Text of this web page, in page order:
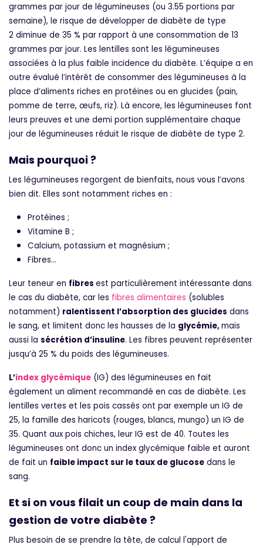
grammes par jour de légumineuses (ou 3.55 portions par
semaine), le risque de développer de diabète de type
2 diminue de 35 % par rapport à une consommation de 13
grammes par jour. Les lentilles sont les légumineuses
associées à la plus faible incidence du diabète. L’équipe a en
outre évalué l’intérêt de consommer des légumineuses à la
place d’aliments riches en protéines ou en glucides (pain,
pomme de terre, œufs, riz). Là encore, les légumineuses font
leurs preuves et une demi portion supplémentaire chaque
jour de légumineuses réduit le risque de diabète de type 2.
Mais pourquoi ?
Les légumineuses regorgent de bienfaits, nous vous l’avons
bien dit. Elles sont notamment riches en :
Protéines ;
Vitamine B ;
Calcium, potassium et magnésium ;
Fibres…
Leur teneur en fibres est particulièrement intéressante dans
le cas du diabète, car les fibres alimentaires (solubles
notamment) ralentissent l’absorption des glucides dans
le sang, et limitent donc les hausses de la glycémie,mais
aussi la sécrétion d’insuline. Les fibres peuvent représenter
jusqu’à 25 % du poids des légumineuses.
L’index glycémique (IG) des légumineuses en fait
également un aliment recommandé en cas de diabète. Les
lentilles vertes et les pois cassés ont par exemple un IG de
25, la famille des haricots (rouges, blancs, mungo) un IG de
35. Quant aux pois chiches, leur IG est de 40. Toutes les
légumineuses ont donc un index glycémique faible et auront
de fait un faible impact sur le taux de glucose dans le
sang.
Et si on vous filait un coup de main dans la
gestion de votre diabète ?
Plus besoin de se prendre la tête, de calcul l'apport de